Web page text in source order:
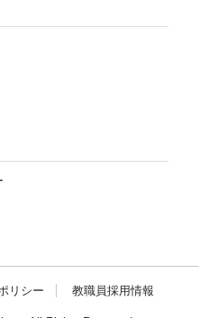
リシー 教職員採用情報